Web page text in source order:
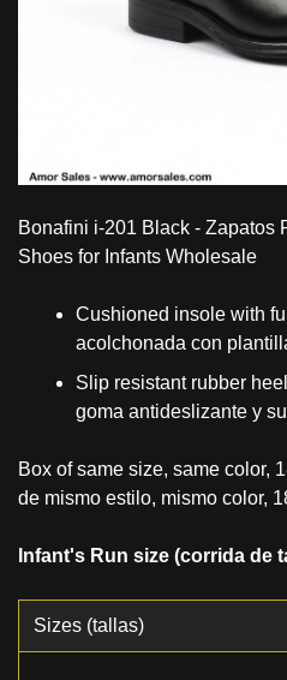
Bonafini i-201 Black - Zapatos
Shoes for Infants Wholesale
Cushioned insole with
acolchonada con
Slip resistant rubber
goma antideslizante y
Box of same size, same color,
de mismo estilo, mismo color,
Infant's Run size (corrida de
Sizes (tallas)